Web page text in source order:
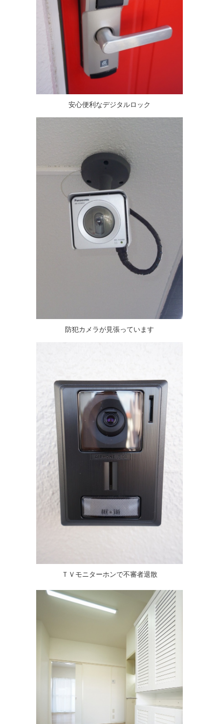
安心便利なデジタルロック
防犯カメラが見張っています
ＴＶモニターホンで不審者退散